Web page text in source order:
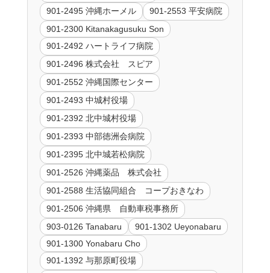
901-2495 沖縄ホーメル
901-2553 平安病院
901-2300 Kitanakagusuku Son
901-2492 ハートライフ病院
901-2496 株式会社 スピア
901-2552 沖縄国際センター
901-2493 中城村役場
901-2392 北中城村役場
901-2393 中部徳洲会病院
901-2395 北中城若松病院
901-2526 沖縄薬品 株式会社
901-2588 生活協同組合 コープおきなわ
901-2506 沖縄県 自動車税事務所
903-0126 Tanabaru
901-1302 Ueyonabaru
901-1300 Yonabaru Cho
901-1392 与那原町役場